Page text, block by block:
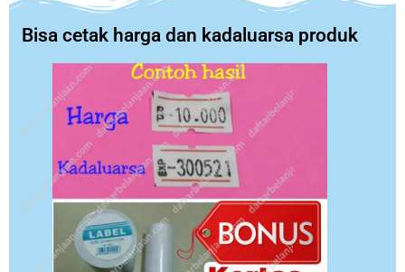
Bisa cetak harga dan kadaluarsa produk